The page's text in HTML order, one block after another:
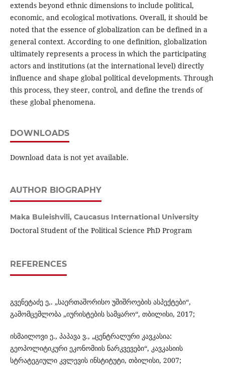
extends beyond ethnic dimensions to include political,
economic, and ecological motivations. Overall, it should be
noted that the essence of globalization can be defined in a
general context. According to one definition, globalization
ultimately represents a process in which the participating
actors and institutions (at the international level) directly
influence and shape global political developments. Through
this process, they steer, control, and define the trends of
these global phenomena.
DOWNLOADS
Download data is not yet available.
AUTHOR BIOGRAPHY
Maka Buleishvili, Caucasus International University
Doctoral Student of the Political Science PhD Program
REFERENCES
გვენეტაძე ე,. „საერთაშორისო უშიშროების ასპექტები“,
გამომცემლობა „იურისტების სამყარო“, თბილისი, 2017;
ისმაილოვი ე., პაპავა ვ., „ცენტრალური კავკასია:
გეოპოლიტიკური ეკონომიის ნარკვევები“, კავკასიის
სტრატეგიული კვლევის ინსტიტუტი, თბილისი, 2007;